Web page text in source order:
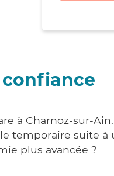
confiance
à Charnoz-sur-Ain.
temporaire suite
plus avancée ?